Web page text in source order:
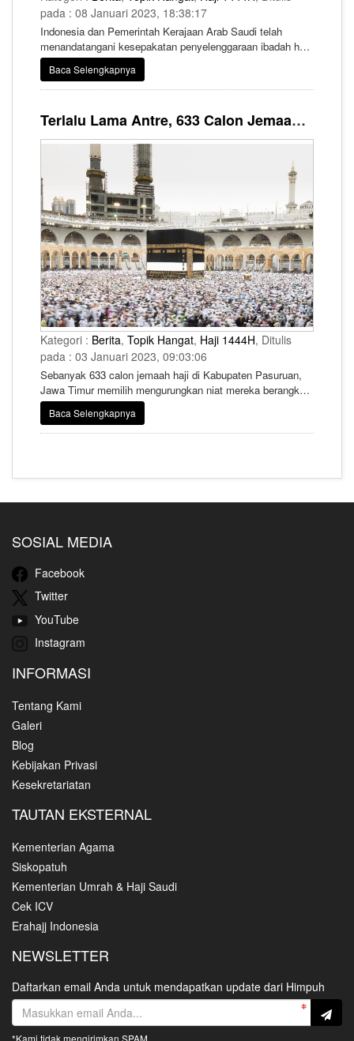
pada : 08 Januari 2023, 18:38:17
Indonesia dan Pemerintah Kerajaan Arab Saudi telah
menandatangani kesepakatan penyelenggaraan ibadah haji
1444 H/2023 M.
Baca Selengkapnya
Terlalu Lama Antre, 633 Calon Jemaah Haji di Pasuruan Tarik Setoran Awal
Kategori : Berita, Topik Hangat, Haji 1444H, Ditulis
pada : 03 Januari 2023, 09:03:06
Sebanyak 633 calon jemaah haji di Kabupaten Pasuruan,
Jawa Timur memilih mengurungkan niat mereka berangkat
ke Tanah Suci.
Baca Selengkapnya
SOSIAL MEDIA
Facebook
Twitter
YouTube
Instagram
INFORMASI
Tentang Kami
Galeri
Blog
Kebijakan Privasi
Kesekretariatan
TAUTAN EKSTERNAL
Kementerian Agama
Siskopatuh
Kementerian Umrah & Haji Saudi
Cek ICV
Erahajj Indonesia
NEWSLETTER
Daftarkan email Anda untuk mendapatkan update dari Himpuh